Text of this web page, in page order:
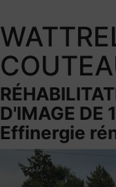
D'IMAGE DE
Effinergie